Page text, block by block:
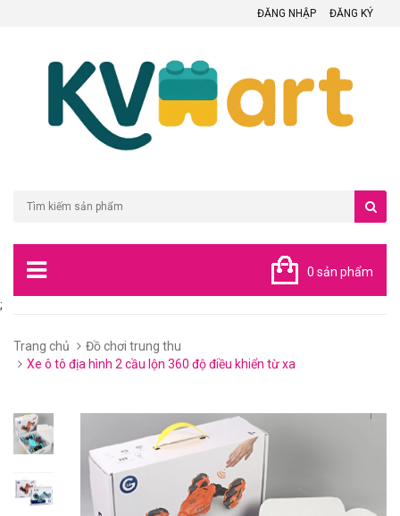
ĐĂNG NHẬP ĐĂNG KÝ
0 sản phẩm
;
Trang chủ
Đồ chơi trung thu
Xe ô tô địa hình 2 cầu lộn 360 độ điều khiển từ xa